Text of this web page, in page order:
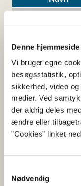
Denne
Vi bruger egne
besøgsstatistik,
sikkerhed, video
medier. Ved
der aldrig deles
ændre eller
”Cookies” linket
Nødvendig
Her kan
du har
Informationerne
Her kan du bl.a.
indeholder, og i